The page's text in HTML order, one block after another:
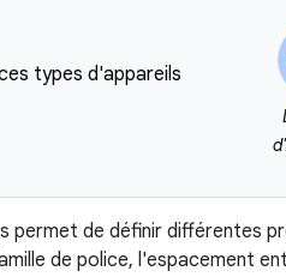
types d'appareils
permet de définir différentes
de police, l'espacement